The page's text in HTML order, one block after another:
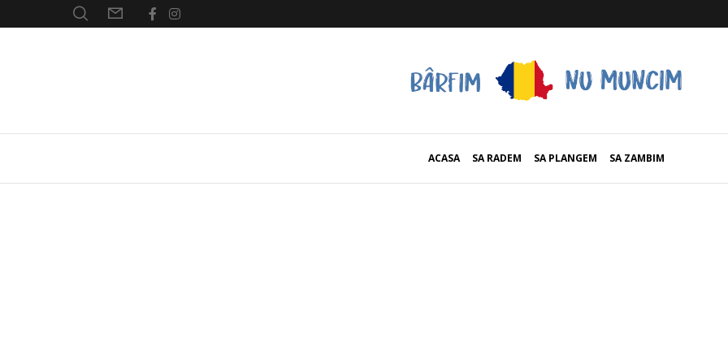
ACASA SA RADEM SA PLANGEM SA ZAMBIM